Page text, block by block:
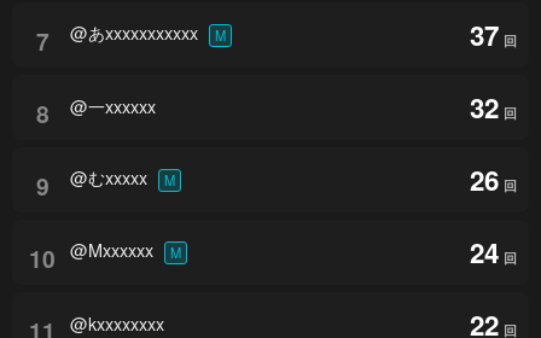
7 @あxxxxxxxxxxx M 37 回
8 @一xxxxxx 32 回
9 @むxxxxx M 26 回
10 @Mxxxxxx M 24 回
11 @kxxxxxxxx 22 回